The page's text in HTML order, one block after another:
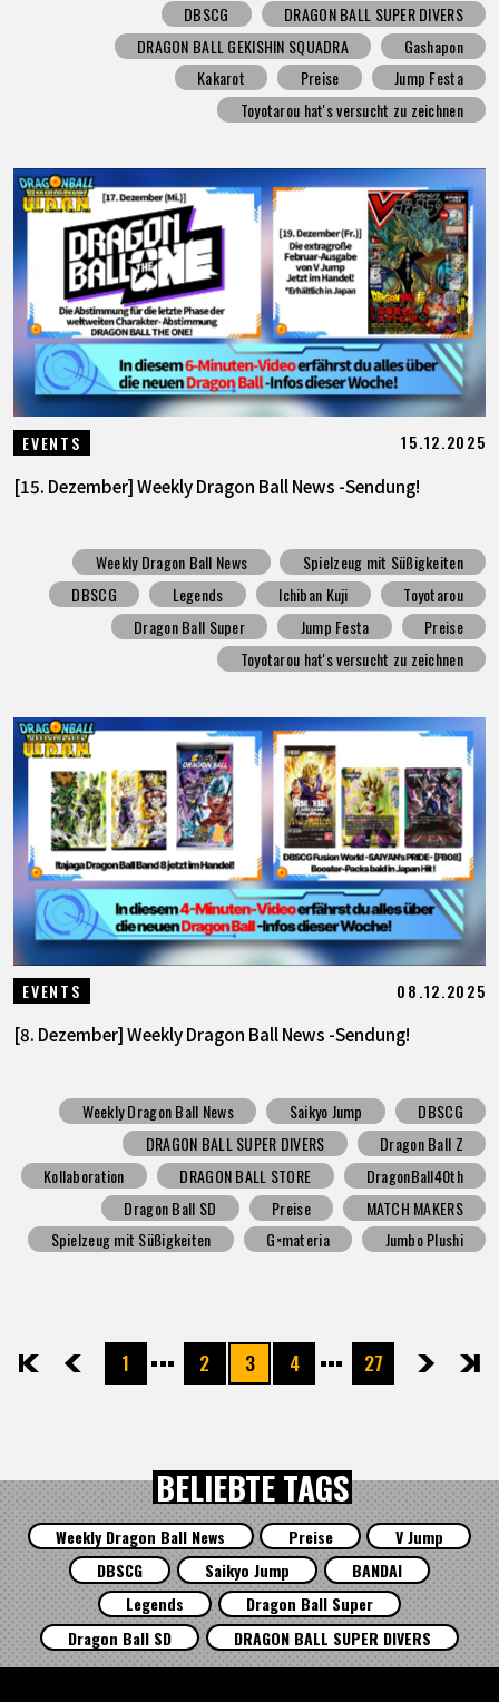
DBSCG
DRAGON BALL SUPER DIVERS
DRAGON BALL GEKISHIN SQUADRA
Gashapon
Kakarot
Preise
Jump Festa
Toyotarou hat's versucht zu zeichnen
EVENTS 15.12.2025
[15. Dezember] Weekly Dragon Ball News -Sendung!
Weekly Dragon Ball News
Spielzeug mit Süßigkeiten
DBSCG
Legends Ichiban Kuji
Toyotarou
Dragon Ball Super
Jump Festa
Preise
Toyotarou hat's versucht zu zeichnen
EVENTS 08.12.2025
[8. Dezember] Weekly Dragon Ball News -Sendung!
Weekly Dragon Ball News Saikyo Jump
DBSCG
DRAGON BALL SUPER DIVERS
Dragon Ball Z
Kollaboration
DRAGON BALL STORE
DragonBall40th
Dragon Ball SD
Preise
MATCH MAKERS
Spielzeug mit Süßigkeiten
G×materia Jumbo Plushi
先頭 前へ1 2 3 4 27次へ最後
BELIEBTE TAGS
Weekly Dragon Ball News Preise
V Jump
DBSCG
Saikyo Jump
BANDAI
Legends
Dragon Ball Super
Dragon Ball SD
DRAGON BALL SUPER DIVERS